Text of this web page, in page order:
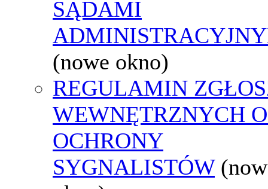
SĄDAMI
(nowe okno)
REGULAMIN
WEWNĘTRZNYCH
OCHRONY
SYGNALISTÓW